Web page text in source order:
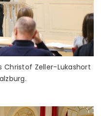
Christof Zeller-Lukashort